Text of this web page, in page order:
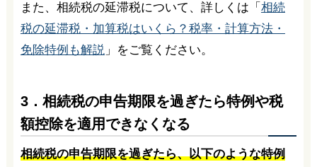
また、相続税の延滞税について、詳しくは「 相続
税の延滞税・加算税はいくら？税率・計算方法・
免除特例も解説」をご覧ください。
3．相続税の申告期限を過ぎたら特例や税
額控除を適用できなくなる
相続税の申告期限を過ぎたら、以下のような特例